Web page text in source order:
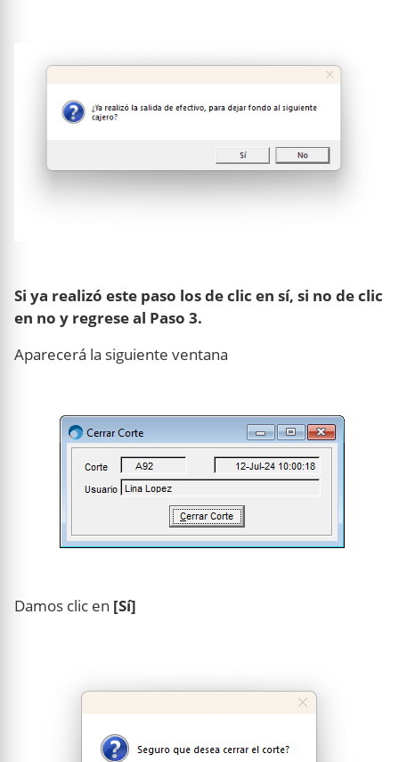
Si ya realizó este paso los de clic en sí, si no de clic
en no y regrese al Paso 3.
Aparecerá la siguiente ventana
Damos clic en [Sí]